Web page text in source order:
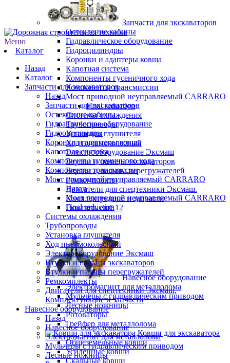
Запчасти для экскаваторов
Остекление кабины
Гидравлическое оборудование
Гидроцилиндры
Коронки и адаптеры ковша
Капотная система
Компоненты гусеничного хода
Компоненты трансмиссии
Мост приводной неуправляемый CARRARO
Final reduction
Системы охлаждения
Трубопроводы
Установка глушителя
Ход пневмоколесный
Электрооборудование Эксмаш
Втулки и пальцы экскаваторов
Втулки и пальцы перегружателей
Ремкомплекты
Двигатели для спецтехники Эксмаш.
Комплектующие и запчасти
Показать ещё 12
Навесное оборудование
Электромагнит для металлолома
Мульчеры с гидравлическим приводом
Лесные ножницы
Ротоваторы
Грейфер для металлолома
Ковши для экскаватора
Общеземельные ковши
Усиленные ковши
Скальные ковши
Меню
Каталог
Назад
Каталог
Запчасти для экскаваторов
Назад
Запчасти для экскаваторов
Остекление кабины
Гидравлическое оборудование
Гидроцилиндры
Коронки и адаптеры ковша
Капотная система
Компоненты гусеничного хода
Компоненты трансмиссии
Мост приводной неуправляемый CARRARO
Назад
Мост приводной неуправляемый CARRARO
Final reduction
Системы охлаждения
Трубопроводы
Установка глушителя
Ход пневмоколесный
Электрооборудование Эксмаш
Втулки и пальцы экскаваторов
Втулки и пальцы перегружателей
Ремкомплекты
Двигатели для спецтехники Эксмаш.
Комплектующие и запчасти
Навесное оборудование
Назад
Навесное оборудование
Электромагнит для металлолома
Мульчеры с гидравлическим приводом
Лесные ножницы